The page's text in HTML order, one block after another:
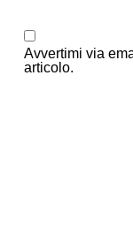
Avvertimi via
articolo.